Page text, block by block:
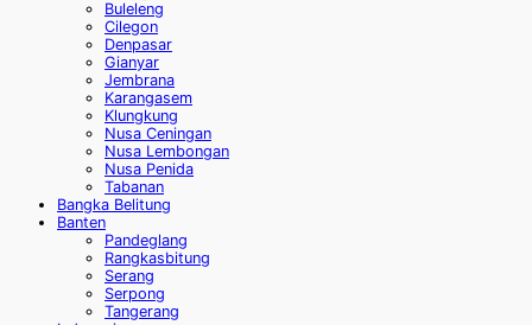
Buleleng
Cilegon
Denpasar
Gianyar
Jembrana
Karangasem
Klungkung
Nusa Ceningan
Nusa Lembongan
Nusa Penida
Tabanan
Bangka Belitung
Banten
Pandeglang
Rangkasbitung
Serang
Serpong
Tangerang